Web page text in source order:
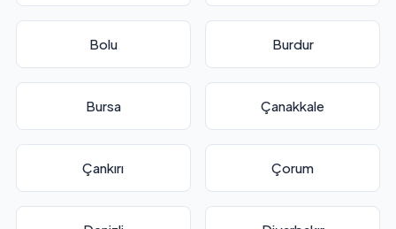
Bolu Burdur
Bursa Çanakkale
Çankırı Çorum